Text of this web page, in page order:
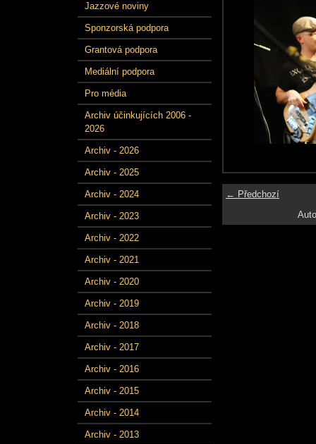
Jazzové noviny
Sponzorská podpora
Grantová podpora
Mediální podpora
Pro média
Archiv účinkujících 2006 -
2026
Archiv - 2026
Archiv - 2025
Archiv - 2024
Archiv - 2023
Archiv - 2022
Archiv - 2021
Archiv - 2020
Archiv - 2019
Archiv - 2018
Archiv - 2017
Archiv - 2016
Archiv - 2015
Archiv - 2014
Archiv - 2013
← Předchozí